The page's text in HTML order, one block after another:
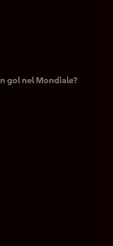
gol nel Mondiale?